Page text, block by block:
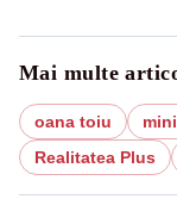
Mai multe
oana toiu
Realitatea Plus